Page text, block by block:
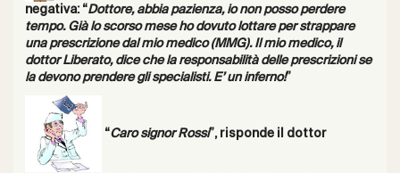
negativa: “Dottore, abbia pazienza, io non posso perdere
tempo. Già lo scorso mese ho dovuto lottare per strappare
una prescrizione dal mio medico (MMG). Il mio medico, il
dottor Liberato, dice che la responsabilità delle prescrizioni se
la devono prendere gli specialisti. E’ un inferno!”
“Caro signor Rossi”, risponde il dottor